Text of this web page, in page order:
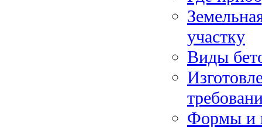
участку
Виды
Формы и